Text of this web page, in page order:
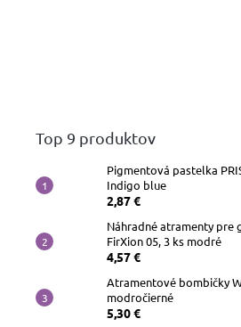
Top 9 produktov
Pigmentová pastelka
Indigo blue
2,87 €
Náhradné atramenty pre
FirXion 05, 3 ks modré
4,57 €
Atramentové bombičky
modročierné
5,30 €